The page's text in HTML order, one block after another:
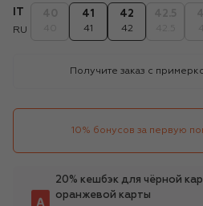
RU
41
41
42
42
Получите заказ с
10% бонусов за первую
20% кешбэк для чёрной
оранжевой карты